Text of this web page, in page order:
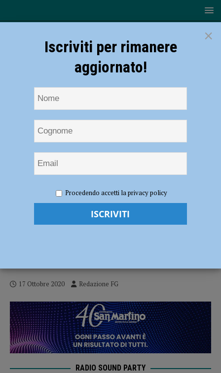
di Piacenza altri 10 milioni di euro, il governo approva la richiesta della
Per il nuovo ospedale di Piacenza altri 10
17 Ottobre 2020 Redazione FG
RADIO SOUND PARTY
×
Iscriviti per rimanere
aggiornato!
Procedendo accetti la privacy policy